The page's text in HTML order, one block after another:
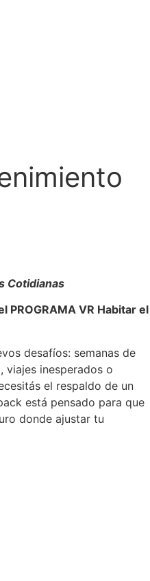
Cotidianas
PROGRAMA VR Habitar el
desafíos: semanas de
viajes inesperados o
el respaldo de un
está pensado para que
donde ajustar tu